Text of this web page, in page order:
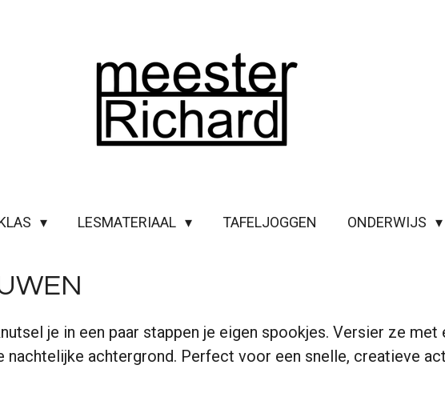
LESMATERIAAL TAFELJOGGEN ONDERWIJS
je in een paar stappen je eigen spookjes. Versier ze met
nachtelijke achtergrond. Perfect voor een snelle, creatieve